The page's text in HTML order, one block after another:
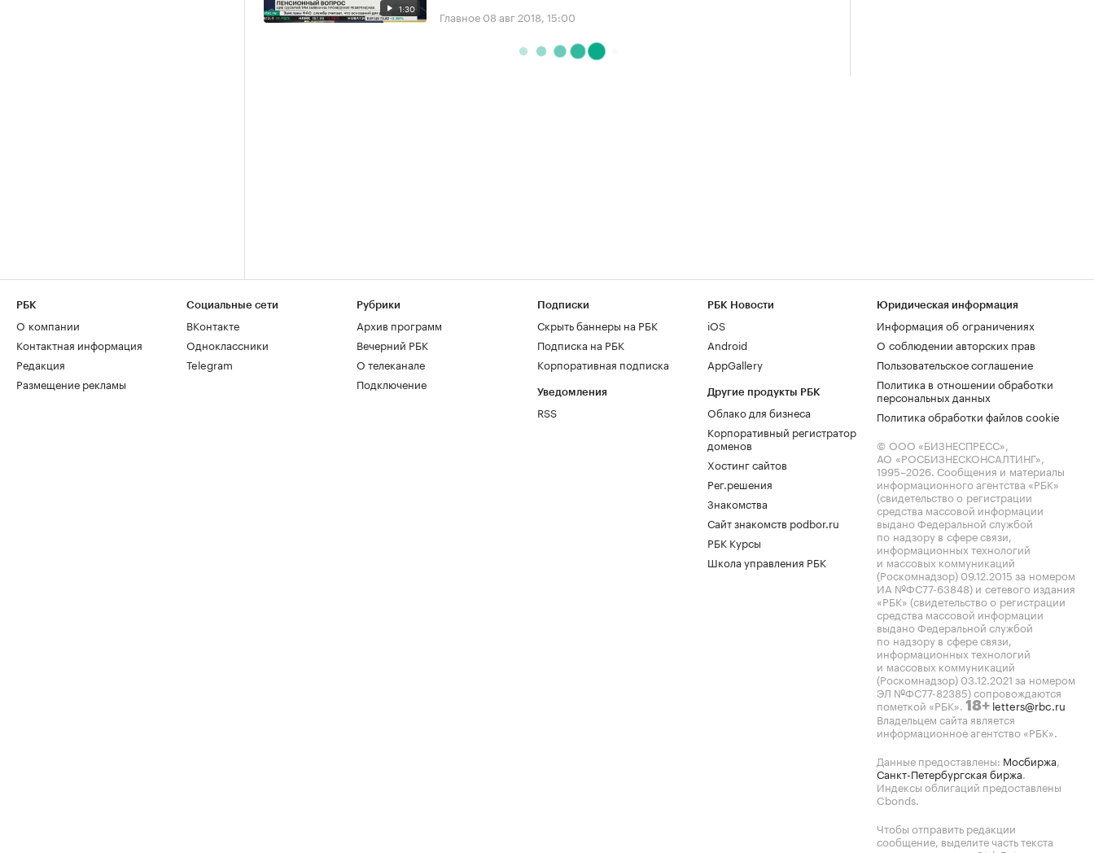
1:30 Главное 08 авг 2018, 15:00
РБК
О компании
Контактная информация
Редакция
Размещение рекламы
Социальные сети
ВКонтакте
Одноклассники
Telegram
Рубрики
Архив программ
Вечерний РБК
О телеканале
Подключение
Подписки
Скрыть баннеры на РБК
Подписка на РБК
Корпоративная подписка
Уведомления
RSS
РБК Новости
iOS
Android
AppGallery
Другие продукты РБК
Облако для бизнеса
Корпоративный регистратор
доменов
Хостинг сайтов
Рег.решения
Знакомства
Сайт знакомств podbor.ru
РБК Курсы
Школа управления РБК
Юридическая информация
Информация об ограничениях
О соблюдении авторских прав
Пользовательское соглашение
Политика в отношении обработки
персональных данных
Политика обработки файлов cookie
© ООО «БИЗНЕСПРЕСС»,
АО «РОСБИЗНЕСКОНСАЛТИНГ»,
1995–2026. Сообщения и материалы
информационного агентства «РБК»
(свидетельство о регистрации
средства массовой информации
выдано Федеральной службой
по надзору в сфере связи,
информационных технологий
и массовых коммуникаций
(Роскомнадзор) 09.12.2015 за номером
ИА №ФС77-63848) и сетевого издания
«РБК» (свидетельство о регистрации
средства массовой информации
выдано Федеральной службой
по надзору в сфере связи,
информационных технологий
и массовых коммуникаций
(Роскомнадзор) 03.12.2021 за номером
ЭЛ №ФС77-82385) сопровождаются
пометкой «РБК». 18+ letters@rbc.ru
Владельцем сайта является
информационное агентство «РБК».
Данные предоставлены: Мосбиржа,
Санкт-Петербургская биржа.
Индексы облигаций предоставлены
Cbonds.
Чтобы отправить редакции
сообщение, выделите часть текста